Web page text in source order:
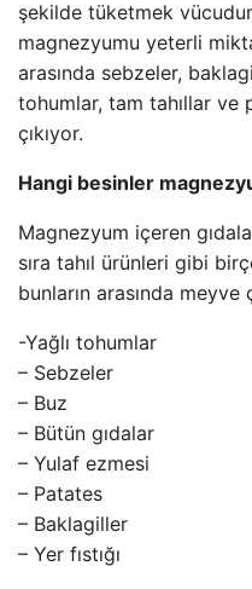
şekilde tüketmek
magnezyumu yeterli
arasında sebzeler,
tohumlar, tam tahıllar
çıkıyor.
Hangi besinler
Magnezyum içeren
sıra tahıl ürünleri gibi
bunların arasında
-Yağlı tohumlar
– Sebzeler
– Buz
– Bütün gıdalar
– Yulaf ezmesi
– Patates
– Baklagiller
– Yer fıstığı